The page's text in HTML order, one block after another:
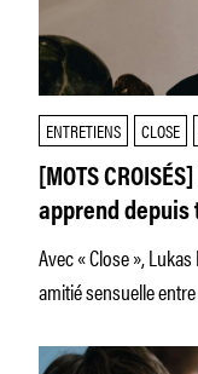
ENTRETIENS CLOSE
[MOTS
apprend depuis
l’intime, de la
Avec « Close »,
amitié sensuelle